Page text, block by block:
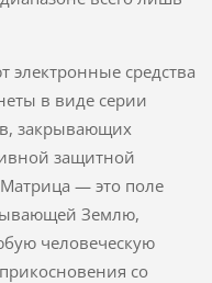
электронные средства
в виде серии
закрывающих
защитной
— это поле
Землю,
человеческую
со